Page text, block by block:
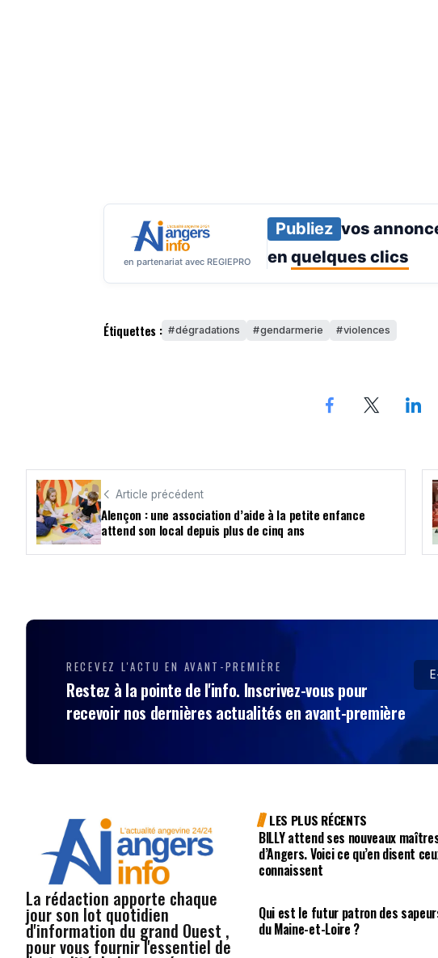
en partenariat avec REGIEPRO
Publiez vos
en quelques clics
Étiquettes : dégradations gendarmerie violences
Article précédent
Alençon : une association d’aide à la petite enfance
attend son local depuis plus de cinq ans
RECEVEZ L'ACTU EN AVANT-PREMIÈRE
Restez à la pointe de l'info. Inscrivez-vous pour
recevoir nos dernières actualités en avant-première
La rédaction apporte chaque
jour son lot quotidien
d'information du grand Ouest ,
pour vous fournir l'essentiel de
LES PLUS RÉCENTS
BILLY attend ses nouveaux
d’Angers. Voici ce qu’en disent
connaissent
Qui est le futur patron des
du Maine-et-Loire ?